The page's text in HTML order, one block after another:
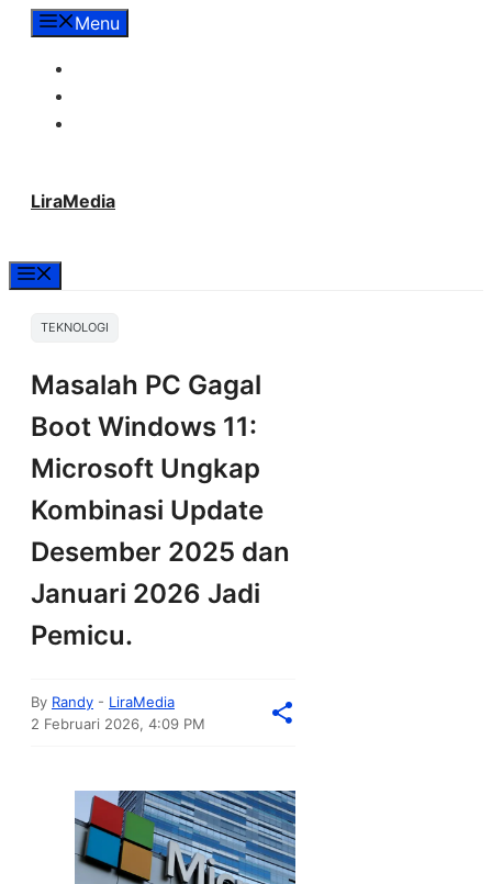
LangsungMenu
LiraMedia
TEKNOLOGI
Masalah PC Gagal
Boot Windows 11:
Microsoft Ungkap
Kombinasi Update
Desember 2025 dan
Januari 2026 Jadi
Pemicu.
By Randy - LiraMedia
2 Februari 2026, 4:09 PM